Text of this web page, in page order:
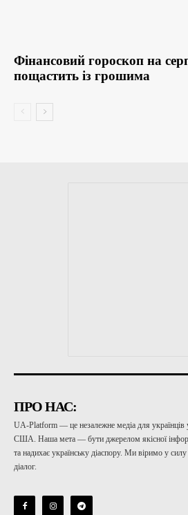
Фінансовий гороскоп на
пощастить із грошима
ПРО НАС:
UA-Platform — це незалежне медіа для українців
США. Наша мета — бути джерелом якісної
та надихає українську діаспору. Ми віримо у силу
діалог.